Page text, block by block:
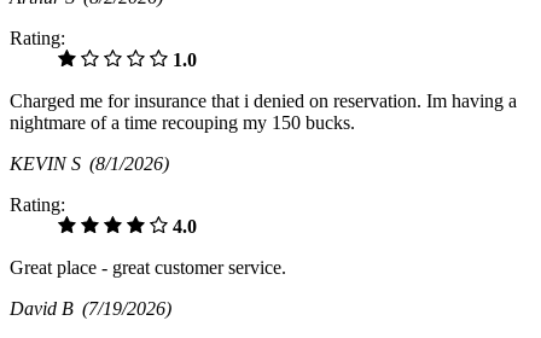
Rating:
1.0
Charged me for insurance that i denied on reservation. Im having a
nightmare of a time recouping my 150 bucks.
KEVIN S (8/1/2026)
Rating:
4.0
Great place - great customer service.
David B (7/19/2026)